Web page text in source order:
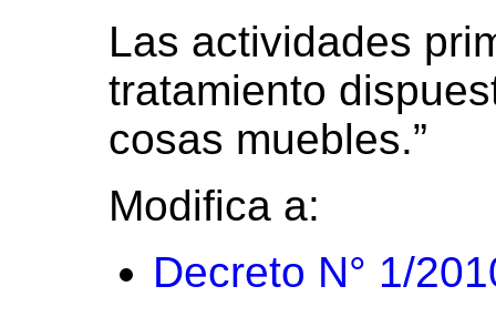
Las actividades
tratamiento
cosas muebles.”
Modifica a:
Decreto N° 1/